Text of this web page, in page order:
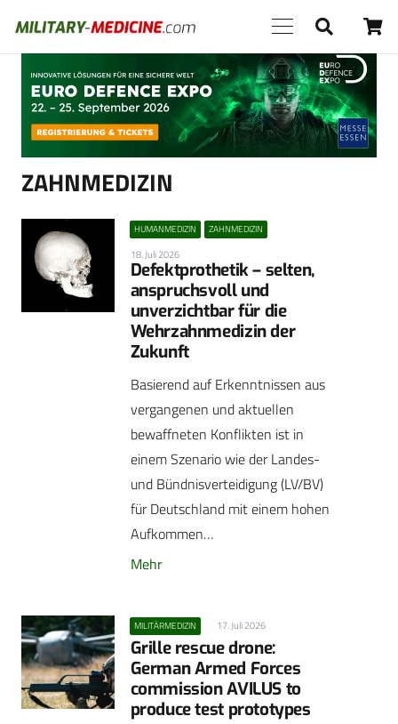
Anzeige
ZAHNMEDIZIN
HUMANMEDIZIN ZAHNMEDIZIN
18. Juli 2026
Defektprothetik – selten,
anspruchsvoll und
unverzichtbar für die
Wehrzahnmedizin der
Zukunft
Basierend auf Erkenntnissen aus
vergangenen und aktuellen
bewaffneten Konflikten ist in
einem Szenario wie der Landes-
und Bündnisverteidigung (LV/BV)
für Deutschland mit einem hohen
Aufkommen…
Mehr
MILITÄRMEDIZIN 17. Juli 2026
Grille rescue drone:
German Armed Forces
commission AVILUS to
produce test prototypes